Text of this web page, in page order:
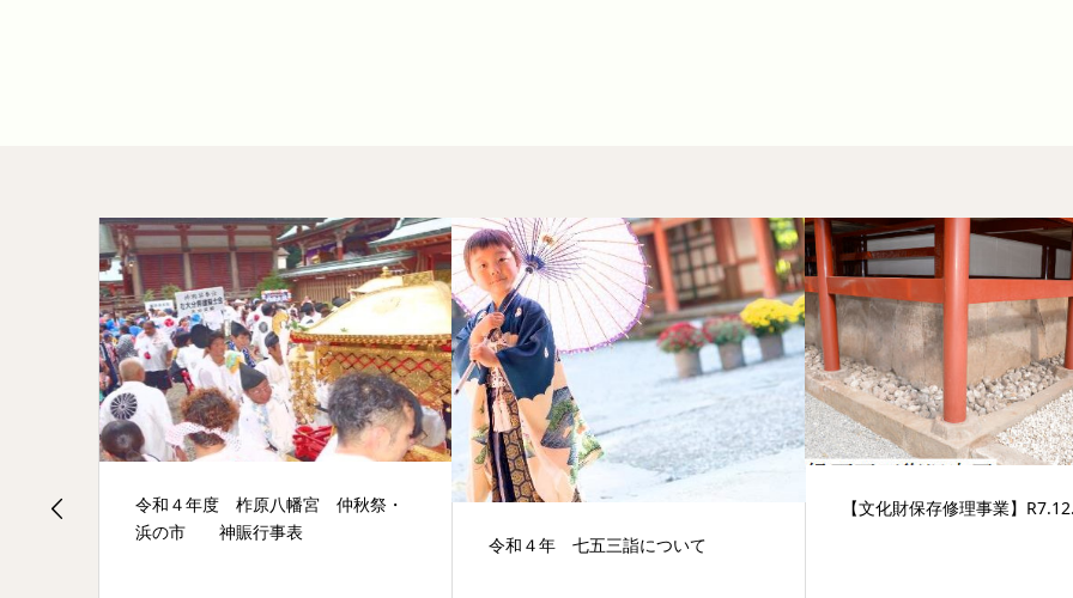
令和４年度 柞原八幡宮 仲秋祭・
浜の市 神賑行事表
令和４年 七五三詣について
【文化財保存修理事業】